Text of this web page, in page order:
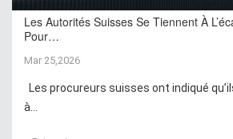
Les Autorités Suisses Se Tiennent À
Pour…
Mar 25,2026
Les procureurs suisses ont indiqué
à...